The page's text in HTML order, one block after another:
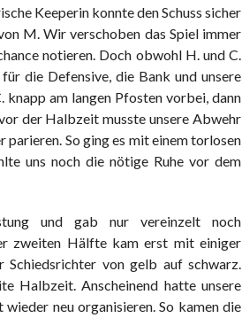
Keeperin konnte den Schuss sicher
M. Wir verschoben das Spiel immer
notieren. Doch obwohl H. und C.
die Defensive, die Bank und unsere
knapp am langen Pfosten vorbei, dann
der Halbzeit musste unsere Abwehr
parieren. So ging es mit einem torlosen
uns noch die nötige Ruhe vor dem
und gab nur vereinzelt noch
zweiten Hälfte kam erst mit einiger
Schiedsrichter von gelb auf schwarz.
Halbzeit. Anscheinend hatte unsere
neu organisieren. So kamen die